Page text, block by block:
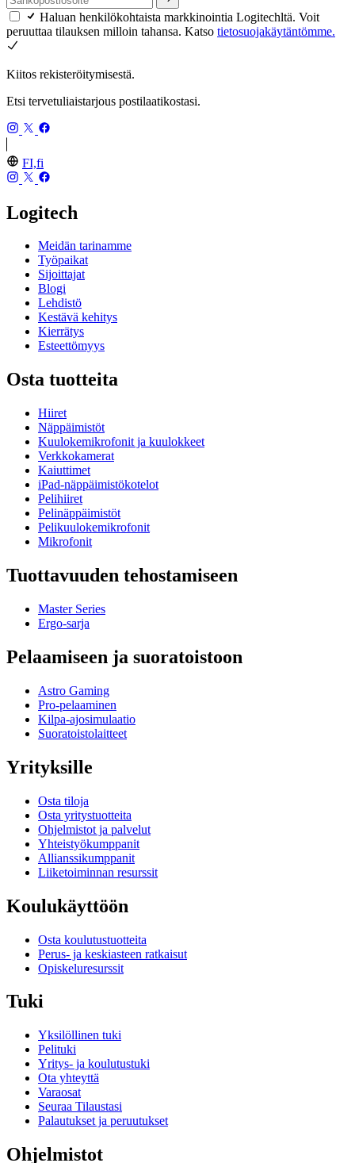
Haluan henkilökohtaista markkinointia Logitechltä. Voit
peruuttaa tilauksen milloin tahansa. Katso tietosuojakäytäntömme.
Kiitos rekisteröitymisestä.
Etsi tervetuliaistarjous postilaatikostasi.
FI,fi
Logitech
Meidän tarinamme
Työpaikat
Sijoittajat
Blogi
Lehdistö
Kestävä kehitys
Kierrätys
Esteettömyys
Osta tuotteita
Hiiret
Näppäimistöt
Kuulokemikrofonit ja kuulokkeet
Verkkokamerat
Kaiuttimet
iPad-näppäimistökotelot
Pelihiiret
Pelinäppäimistöt
Pelikuulokemikrofonit
Mikrofonit
Tuottavuuden tehostamiseen
Master Series
Ergo-sarja
Pelaamiseen ja suoratoistoon
Astro Gaming
Pro-pelaaminen
Kilpa-ajosimulaatio
Suoratoistolaitteet
Yrityksille
Osta tiloja
Osta yritystuotteita
Ohjelmistot ja palvelut
Yhteistyökumppanit
Allianssikumppanit
Liiketoiminnan resurssit
Koulukäyttöön
Osta koulutustuotteita
Perus- ja keskiasteen ratkaisut
Opiskeluresurssit
Tuki
Yksilöllinen tuki
Pelituki
Yritys- ja koulutustuki
Ota yhteyttä
Varaosat
Seuraa Tilaustasi
Palautukset ja peruutukset
Ohjelmistot